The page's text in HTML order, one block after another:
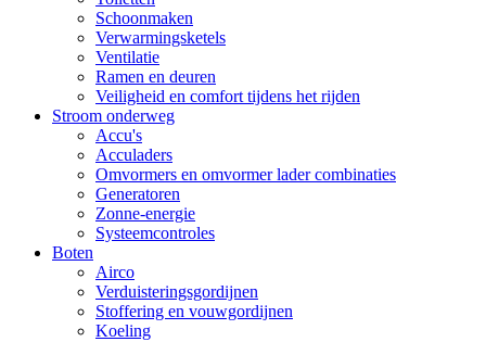
Schoonmaken
Verwarmingsketels
Ventilatie
Ramen en deuren
Veiligheid en comfort tijdens het rijden
Stroom onderweg
Accu's
Acculaders
Omvormers en omvormer lader combinaties
Generatoren
Zonne-energie
Systeemcontroles
Boten
Airco
Verduisteringsgordijnen
Stoffering en vouwgordijnen
Koeling